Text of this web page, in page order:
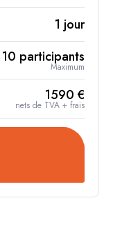
1 jour
10 participants
Maximum
1590 €
nets de TVA + frais